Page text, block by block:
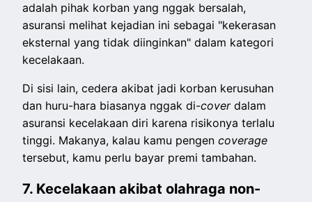
adalah pihak korban yang nggak bersalah,
asuransi melihat kejadian ini sebagai "kekerasan
eksternal yang tidak diinginkan" dalam kategori
kecelakaan.
Di sisi lain, cedera akibat jadi korban kerusuhan
dan huru-hara biasanya nggak di-coverdalam
asuransi kecelakaan diri karena risikonya terlalu
tinggi. Makanya, kalau kamu pengencoverage
tersebut, kamu perlu bayar premi tambahan.
7. Kecelakaan akibat olahraga non-